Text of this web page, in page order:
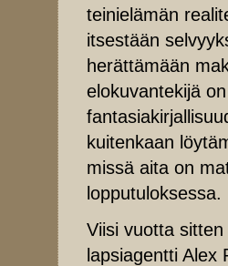
teinielämän
itsestään
herättämään
elokuvantekijä
kuitenkaan
missä aita on
lopputuloksessa.
Viisi vuotta
lapsiagentti Alex